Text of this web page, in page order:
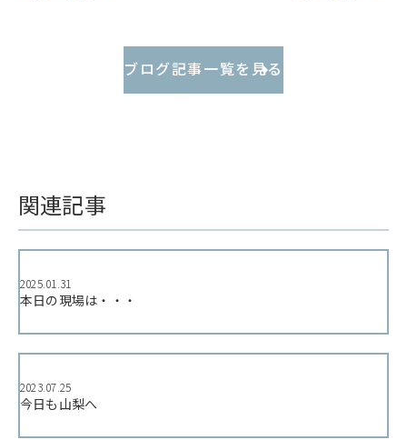
ブログ記事一覧を見る
関連記事
2025.01.31
本日の現場は・・・
2023.07.25
今日も山梨へ